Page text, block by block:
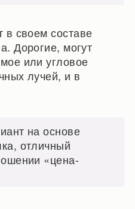
своем составе
Дорогие, могут
или угловое
лучей, и в
на основе
отличный
«цена-